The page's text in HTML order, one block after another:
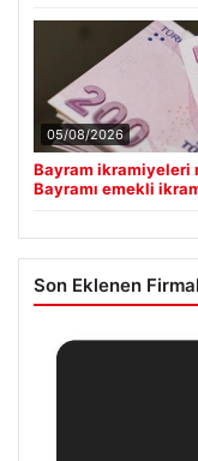
05/08/2026
Bayram ikramiyeleri
Bayramı emekli
Son Eklenen